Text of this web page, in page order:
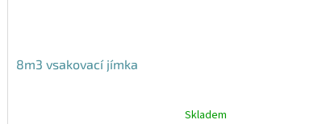
8m3 vsakovací jímka
Skladem